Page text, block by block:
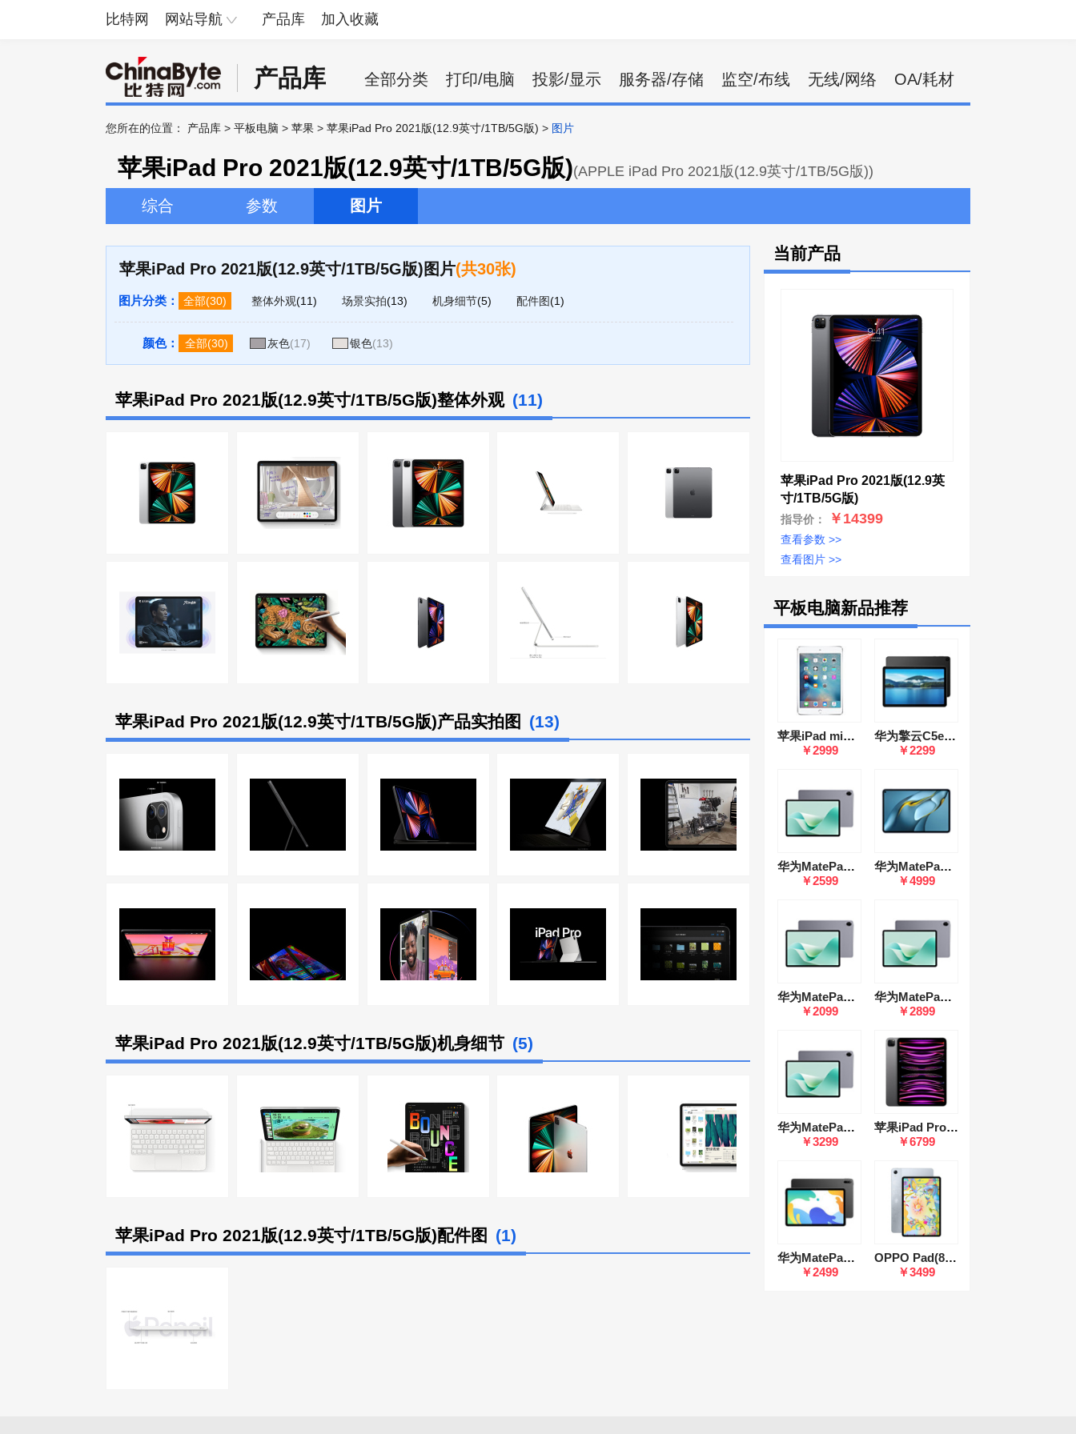
比特网 网站导航 产品库 加入收藏
产品库 全部分类 打印/电脑 投影/显示 服务器/存储 监空/布线 无线/网络 OA/耗材
您所在的位置： 产品库 > 平板电脑 > 苹果 > 苹果iPad Pro 2021版(12.9英寸/1TB/5G版) > 图片
苹果iPad Pro 2021版(12.9英寸/1TB/5G版)(APPLE iPad Pro 2021版(12.9英寸/1TB/5G版))
综合 参数 图片
苹果iPad Pro 2021版(12.9英寸/1TB/5G版)图片(共30张)
图片分类： 全部(30) 整体外观(11) 场景实拍(13) 机身细节(5) 配件图(1)
颜色： 全部(30) 灰色(17) 银色(13)
苹果iPad Pro 2021版(12.9英寸/1TB/5G版)整体外观 (11)
苹果iPad Pro 2021版(12.9英寸/1TB/5G版)产品实拍图 (13)
苹果iPad Pro 2021版(12.9英寸/1TB/5G版)机身细节 (5)
苹果iPad Pro 2021版(12.9英寸/1TB/5G版)配件图 (1)
当前产品
苹果iPad Pro 2021版(12.9英
寸/1TB/5G版)
指导价： ￥14399
查看参数 >>
查看图片 >>
平板电脑新品推荐
苹果iPad mini 5
￥2999
华为擎云C5e（4GB/64GB/LTE版）
￥2299
华为MatePad 11.5"S(8GB/256GB/柔光版）
￥2599
华为MatePad Pro 10.8英寸2021款(8GB/256GB/WiFi/键盘/笔)
￥4999
华为MatePad 11.5"S(8GB/128GB/柔光版）
￥2099
华为MatePad 11.5"S(12GB/256GB/柔光版）
￥2899
华为MatePad 11.5"S(12GB/512GB/柔光版）
￥3299
苹果iPad Pro 11英寸 2022(8GB/128GB/WLAN版)
￥6799
华为MatePad 10.4英寸 2022款 悦动版(6GB/128GB/LTE版)
￥2499
OPPO Pad(8GB/256GB/艺术家版/磁吸键盘/oppo pencil手写笔)
￥3499